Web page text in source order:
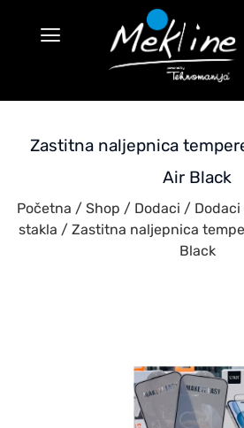
Zastitna naljepnica
Air Black
Početna / Shop / Dodaci / Dodaci
stakla / Zastitna naljepnica
Black